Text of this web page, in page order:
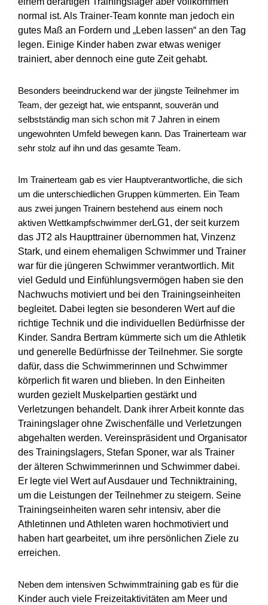
normal ist. Als Trainer-Team konnte man jedochein
gutes Maß an Fordern und „Leben lassen“ an den Tag
legen. Einige Kinder haben zwar etwas weniger
trainiert, aber dennoch eine gute Zeit gehabt.
Besonders beeindruckend war der jüngste Teilnehmer im
Team, der gezeigt hat, wie entspannt, souverän und
selbstständig man sich schon mit 7 Jahren in einem
ungewohnten Umfeld bewegen kann. Das Trainerteam war
sehr stolz auf ihn und das gesamte Team.
Im Trainerteam gab es vier Hauptverantwortliche, die sich
um die unterschiedlichen Gruppen kümmerten. Ein Team
aus zwei jungen Trainern bestehend aus einem noch
aktiven Wettkampfschwimmer derLG1, der seit kurzem
das JT2 als Haupttrainer übernommen hat, Vinzenz
Stark, und einem ehemaligen Schwimmer und Trainer
war für die jüngeren Schwimmer verantwortlich. Mit
viel Geduld und Einfühlungsvermögen haben sie den
Nachwuchs motiviert und bei den Trainingseinheiten
begleitet. Dabei legten sie besonderen Wert auf die
richtige Technik und die individuellen Bedürfnisse der
Kinder. Sandra Bertram kümmerte sich um die Athletik
und generelle Bedürfnisse der Teilnehmer. Sie sorgte
dafür, dass die Schwimmerinnen und Schwimmer
körperlich fit waren und blieben. In den Einheiten
wurden gezielt Muskelpartien gestärkt und
Verletzungen behandelt. Dank ihrer Arbeit konnte das
Trainingslager ohne Zwischenfälle und Verletzungen
abgehalten werden. Vereinspräsident und Organisator
des Trainingslagers, Stefan Sponer, war als Trainer
der älteren Schwimmerinnen und Schwimmer dabei.
Er legte viel Wert auf Ausdauer und Techniktraining,
um die Leistungen der Teilnehmer zu steigern. Seine
Trainingseinheiten waren sehr intensiv, aber die
Athletinnen und Athleten waren hochmotiviert und
haben hart gearbeitet, um ihre persönlichen Ziele zu
erreichen.
Neben dem intensiven Schwimmtraining gab es für die
Kinder auch viele Freizeitaktivitäten am Meer und